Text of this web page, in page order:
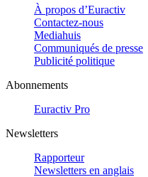
À propos d’Euractiv
Contactez-nous
Mediahuis
Communiqués de presse
Publicité politique
Abonnements
Euractiv Pro
Newsletters
Rapporteur
Newsletters en anglais